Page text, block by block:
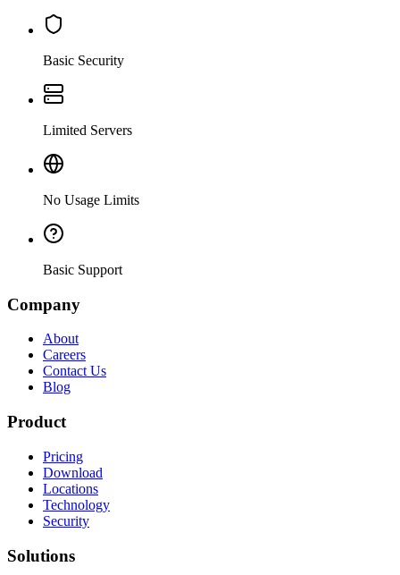
Basic Security
Limited Servers
No Usage Limits
Basic Support
Company
About
Careers
Contact Us
Blog
Product
Pricing
Download
Locations
Technology
Security
Solutions